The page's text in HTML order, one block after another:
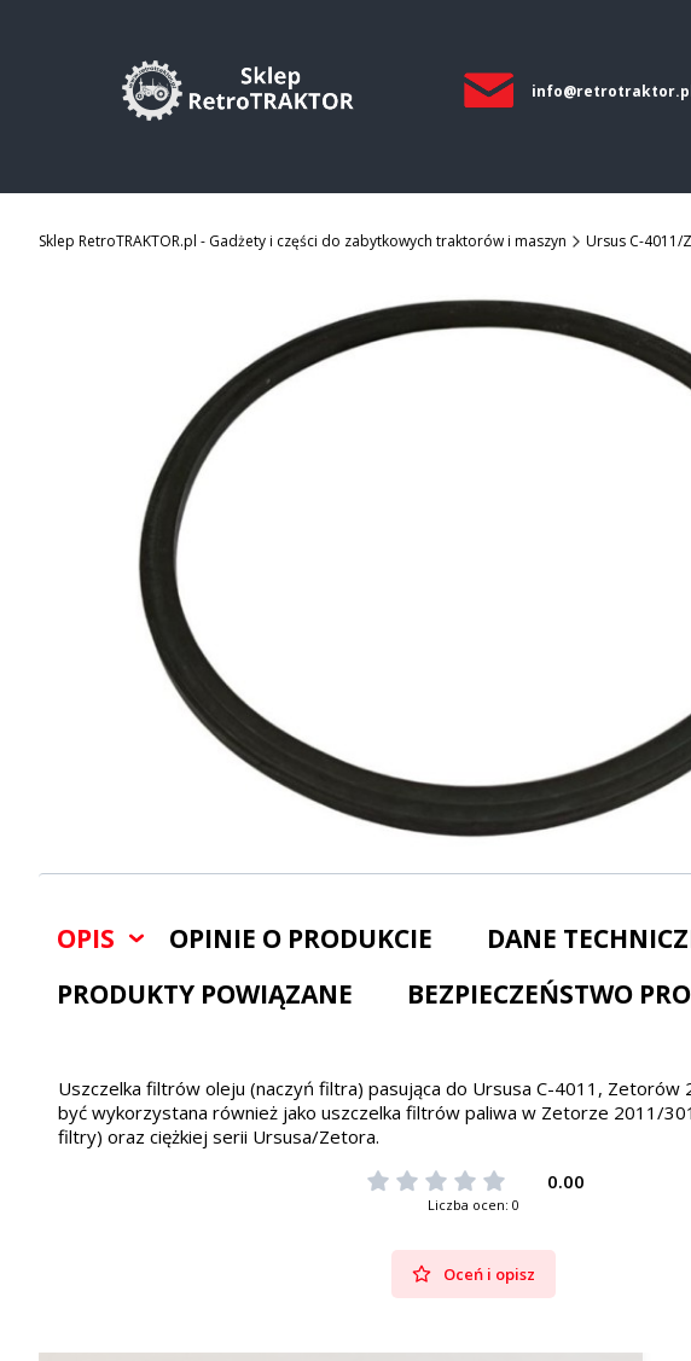
Sklep RetroTRAKTOR.pl - Gadżety i części do zabytkowych traktorów i maszyn Ursus C-4011/
OPIS OPINIE O PRODUKCIE
DANE
PRODUKTY POWIĄZANE
BEZPIECZEŃSTWO
Uszczelka filtrów oleju (naczyń filtra) pasująca do Ursusa C-4011,
być wykorzystana również jako uszczelka filtrów paliwa w Zetorze 2011/
filtry) oraz ciężkiej serii Ursusa/Zetora.
0.00
Liczba ocen: 0
Oceń i opisz